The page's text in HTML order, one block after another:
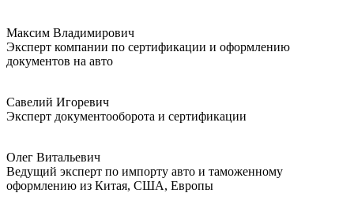
Максим Владимирович
Эксперт компании по сертификации и оформлению
документов на авто
Савелий Игоревич
Эксперт документооборота и сертификации
Олег Витальевич
Ведущий эксперт по импорту авто и таможенному
оформлению из Китая, США, Европы